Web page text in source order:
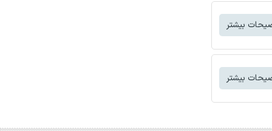
بیشتر
بیشتر